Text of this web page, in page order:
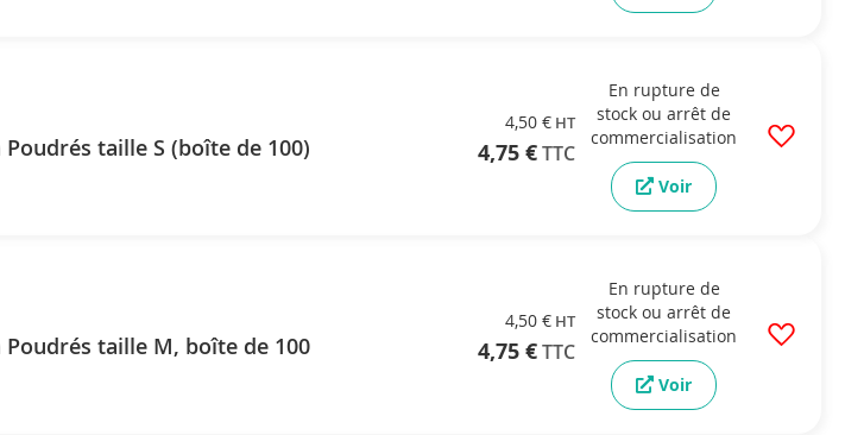
taille S (boîte de 100)
4,50 €
4,75 €
En rupture de
stock ou arrêt de
commercialisation
Voir
Poudrés taille M, boîte de 100
4,50 €
4,75 €
En rupture de
stock ou arrêt de
commercialisation
Voir